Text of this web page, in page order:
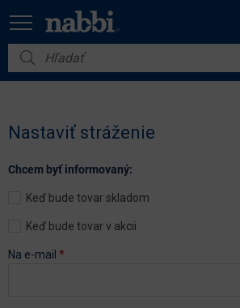
Nábytok
Dom a záhrada
Akcie
Nastaviť stráženie
Chcem byť informovaný:
Keď bude tovar skladom
Keď bude tovar v akcii
Na e-mail *